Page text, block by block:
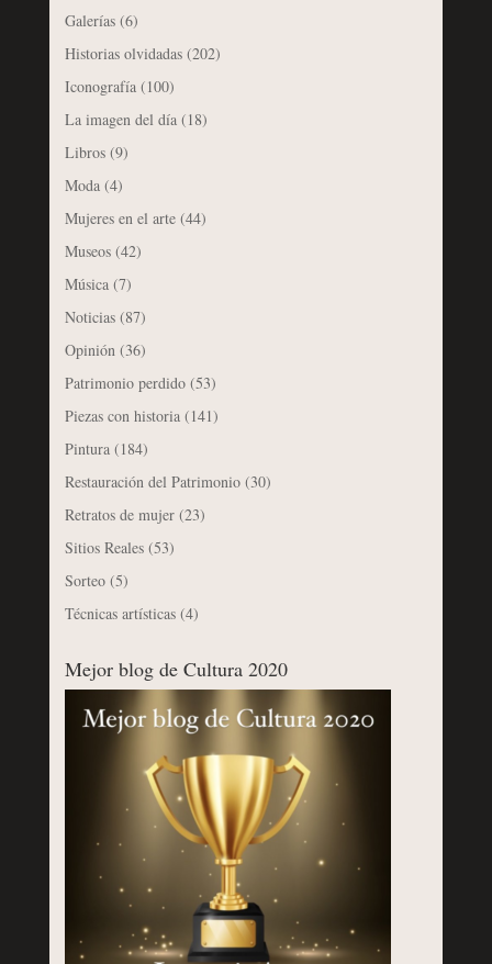
Galerías(6)
Historias olvidadas(202)
Iconografía(100)
La imagen del día(18)
Libros(9)
Moda(4)
Mujeres en el arte(44)
Museos(42)
Música(7)
Noticias(87)
Opinión(36)
Patrimonio perdido(53)
Piezas con historia(141)
Pintura(184)
Restauración del Patrimonio(30)
Retratos de mujer(23)
Sitios Reales(53)
Sorteo(5)
Técnicas artísticas(4)
Mejor blog de Cultura 2020